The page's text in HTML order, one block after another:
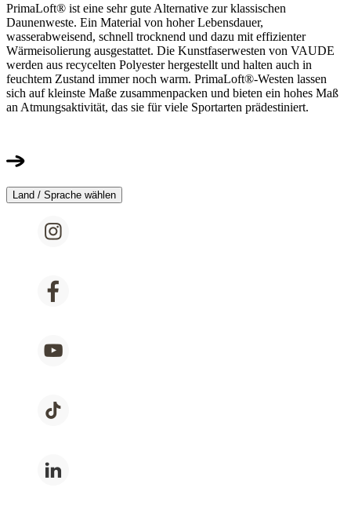
PrimaLoft® ist eine sehr gute Alternative zur klassischen
Daunenweste. Ein Material von hoher Lebensdauer,
wasserabweisend, schnell trocknend und dazu mit effizienter
Wärmeisolierung ausgestattet. Die Kunstfaserwesten von VAUDE
werden aus recycelten Polyester hergestellt und halten auch in
feuchtem Zustand immer noch warm. PrimaLoft®-Westen lassen
sich auf kleinste Maße zusammenpacken und bieten ein hohes Maß
an Atmungsaktivität, das sie für viele Sportarten prädestiniert.
Land / Sprache wählen